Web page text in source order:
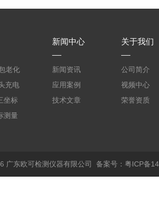
老化
充电
坐标
测量
新闻中心
新闻资讯
应用案例
技术文章
关于我们
公司简介
视频中心
荣誉资质
广东欧可检测仪器有限公司 备案号：粤ICP备